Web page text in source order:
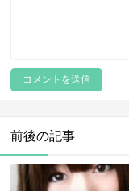
前後の記事